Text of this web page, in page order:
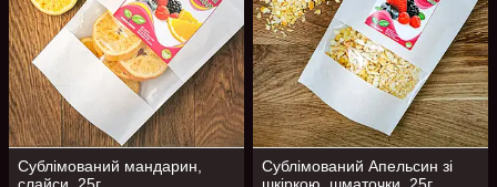
Сублімований мандарин,
Сублімований Апельсин зі